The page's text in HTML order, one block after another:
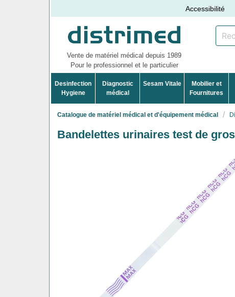
Accessibilité
Vente de matériel médical depuis 1989
Pour le professionnel et le particulier
Desinfection
Hygiene
Diagnostic
médical
Sesam Vitale
Mobilier et
Fournitures
Catalogue de matériel médical et d'équipement médical
Bandelettes urinaires test de